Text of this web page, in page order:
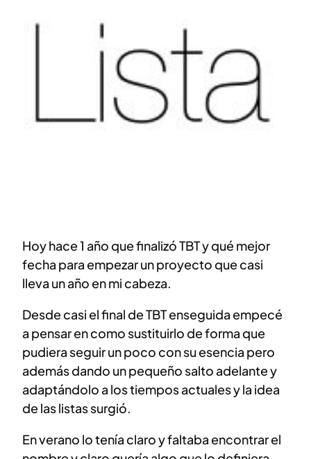
Hoy hace 1 año que finalizó TBT y qué mejor
fecha para empezar un proyecto que casi
lleva un año en mi cabeza.
Desde casi el final de TBT enseguida empecé
a pensar en como sustituirlo de forma que
pudiera seguir un poco con su esencia pero
además dando un pequeño salto adelante y
adaptándolo a los tiempos actuales y la idea
de las listas surgió.
En verano lo tenía claro y faltaba encontrar el